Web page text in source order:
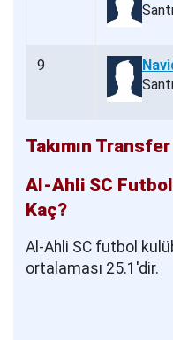
9
Takımın
Al-Ahli SC
Kaç?
Al-Ahli SC futbol
ortalaması 25.1'dir.